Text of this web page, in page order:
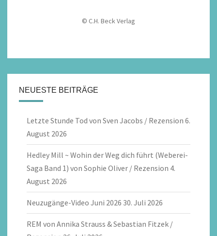
© C.H. Beck Verlag
NEUESTE BEITRÄGE
Letzte Stunde Tod von Sven Jacobs / Rezension 6.
August 2026
Hedley Mill ~ Wohin der Weg dich führt (Weberei-
Saga Band 1) von Sophie Oliver / Rezension 4.
August 2026
Neuzugänge-Video Juni 2026 30. Juli 2026
REM von Annika Strauss & Sebastian Fitzek /